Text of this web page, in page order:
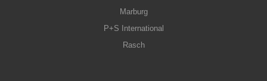
Marburg
P+S International
Rasch